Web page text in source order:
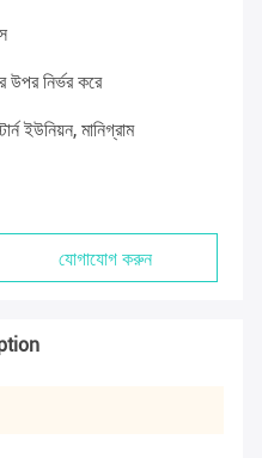
নির্ভর করে
ইউনিয়ন, মানিগ্রাম
যোগাযোগ করুন